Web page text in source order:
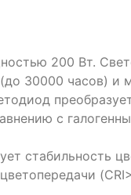
200 Вт.
30000 часов) и
с
стабильность